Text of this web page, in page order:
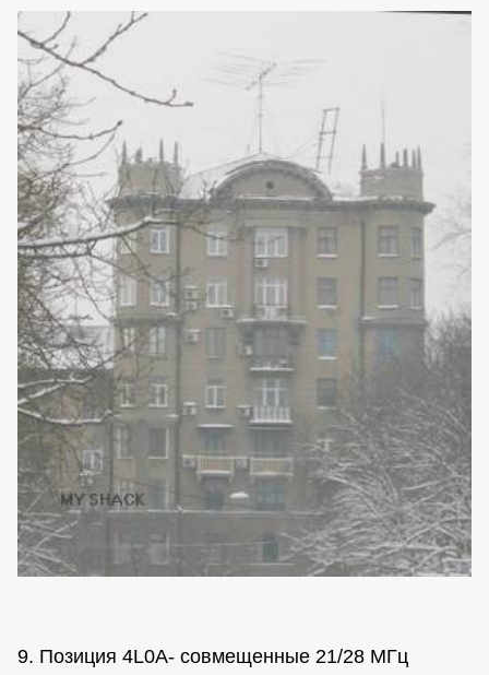
9. Позиция 4L0A- совмещенные 21/28 МГц